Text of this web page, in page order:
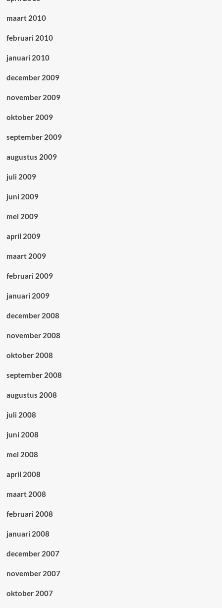
maart 2010
februari 2010
januari 2010
december 2009
november 2009
oktober 2009
september 2009
augustus 2009
juli 2009
juni 2009
mei 2009
april 2009
maart 2009
februari 2009
januari 2009
december 2008
november 2008
oktober 2008
september 2008
augustus 2008
juli 2008
juni 2008
mei 2008
april 2008
maart 2008
februari 2008
januari 2008
december 2007
november 2007
oktober 2007